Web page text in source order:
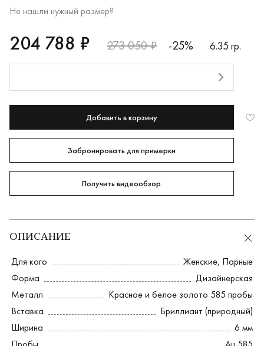
Не нашли нужный размер?
RUB
204788
204 788 ₽ 273 050 ₽ -25%
6.35 гр.
Добавить в корзину
Забронировать для примерки
Получить видеообзор
ОПИСАНИЕ
Для кого Женские, Парные
Форма
Дизайнерская
Металл
Красное и белое золото 585 пробы
Вставка
Бриллиант (природный)
Ширина
6 мм